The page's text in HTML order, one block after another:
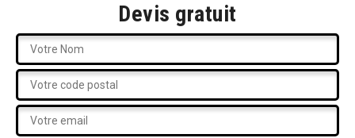
Devis gratuit